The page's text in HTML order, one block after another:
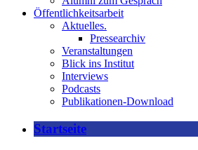
Öffentlichkeitsarbeit
Aktuelles.
Pressearchiv
Veranstaltungen
Blick ins Institut
Interviews
Podcasts
Publikationen-Download
Startseite